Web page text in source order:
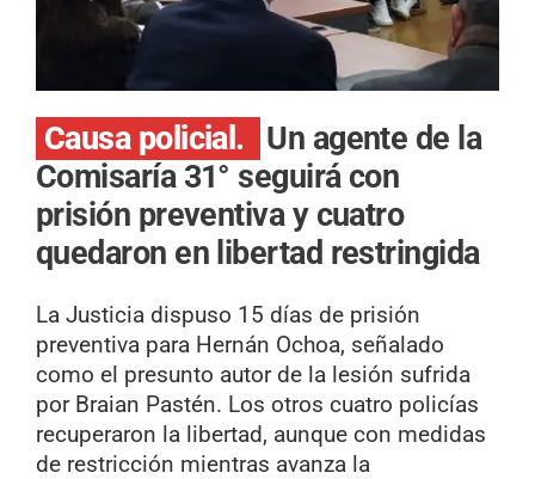
Causa policial.
Un agente de la
Comisaría 31° seguirá con
prisión preventiva y cuatro
quedaron en libertad restringida
La Justicia dispuso 15 días de prisión
preventiva para Hernán Ochoa, señalado
como el presunto autor de la lesión sufrida
por Braian Pastén. Los otros cuatro policías
recuperaron la libertad, aunque con medidas
de restricción mientras avanza la